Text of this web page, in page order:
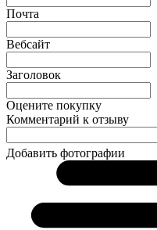
Почта
Вебсайт
Заголовок
Оцените покупку
Комментарий к отзыву
Добавить фотографии